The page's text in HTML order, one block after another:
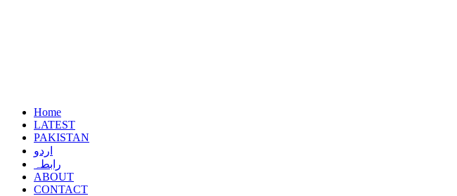
Home
LATEST
PAKISTAN
اردو
رابطہ
ABOUT
CONTACT